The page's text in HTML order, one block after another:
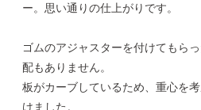
ー。思い通りの仕上がりです。
ゴムのアジャスターを付けてもら
配もありません。
板がカーブしているため、重心を
けました。